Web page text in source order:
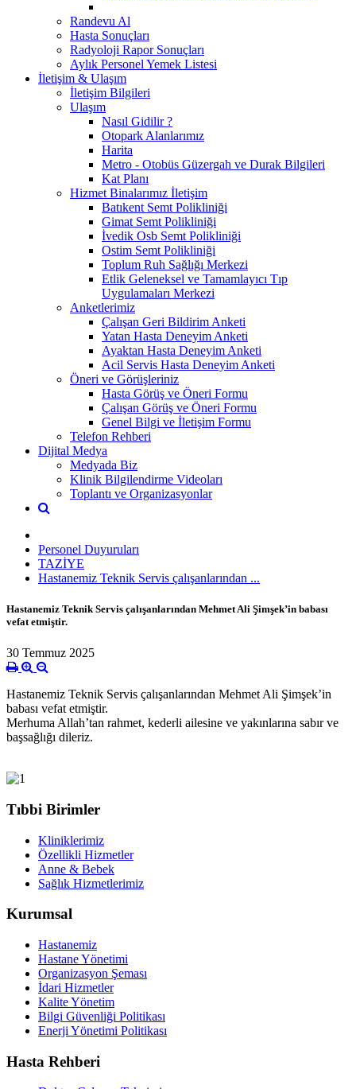
Randevu Al
Hasta Sonuçları
Radyoloji Rapor Sonuçları
Aylık Personel Yemek Listesi
İletişim & Ulaşım
İletişim Bilgileri
Ulaşım
Nasıl Gidilir ?
Otopark Alanlarımız
Harita
Metro - Otobüs Güzergah ve Durak Bilgileri
Kat Planı
Hizmet Binalarımız İletişim
Batıkent Semt Polikliniği
Gimat Semt Polikliniği
İvedik Osb Semt Polikliniği
Ostim Semt Polikliniği
Toplum Ruh Sağlığı Merkezi
Etlik Geleneksel ve Tamamlayıcı Tıp
Uygulamaları Merkezi
Anketlerimiz
Çalışan Geri Bildirim Anketi
Yatan Hasta Deneyim Anketi
Ayaktan Hasta Deneyim Anketi
Acil Servis Hasta Deneyim Anketi
Öneri ve Görüşleriniz
Hasta Görüş ve Öneri Formu
Çalışan Görüş ve Öneri Formu
Genel Bilgi ve İletişim Formu
Telefon Rehberi
Dijital Medya
Medyada Biz
Klinik Bilgilendirme Videoları
Toplantı ve Organizasyonlar
Personel Duyuruları
TAZİYE
Hastanemiz Teknik Servis çalışanlarından ...
Hastanemiz Teknik Servis çalışanlarından Mehmet Ali Şimşek’in babası
vefat etmiştir.
30 Temmuz 2025
Hastanemiz Teknik Servis çalışanlarından Mehmet Ali Şimşek’in
babası vefat etmiştir.
Merhuma Allah’tan rahmet, kederli ailesine ve yakınlarına sabır ve
başsağlığı dileriz.
Tıbbi Birimler
Kliniklerimiz
Özellikli Hizmetler
Anne & Bebek
Sağlık Hizmetlerimiz
Kurumsal
Hastanemiz
Hastane Yönetimi
Organizasyon Şeması
İdari Hizmetler
Kalite Yönetim
Bilgi Güvenliği Politikası
Enerji Yönetimi Politikası
Hasta Rehberi